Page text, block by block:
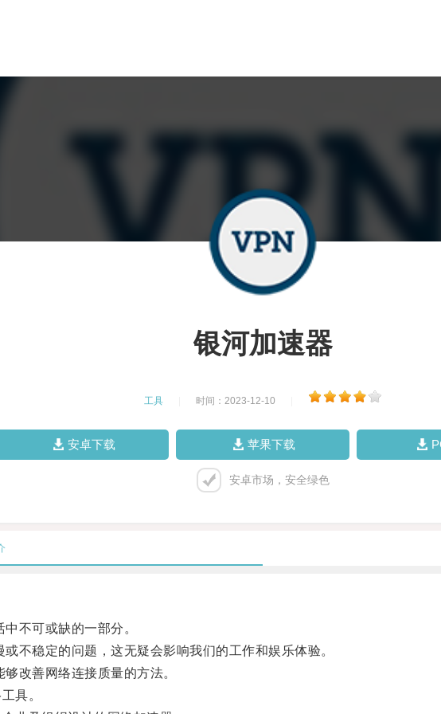
银河加速器
工具 时间：2023-12-10
安卓下载 苹果下载
安卓市场，安全绿色
不可或缺的一部分。
稳定的问题，这无疑会影响我们的工作和娱乐体验。
改善网络连接质量的方法。
具。